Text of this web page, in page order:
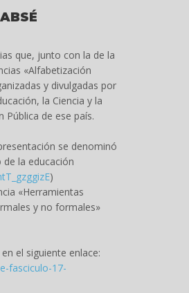
que, junto con la de la
«Alfabetización
y divulgadas por
la Ciencia y la
Pública de ese país.
se denominó
la educación
)
«Herramientas
y no formales»
el siguiente enlace:
fasciculo-17-